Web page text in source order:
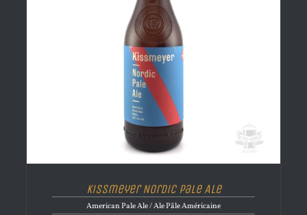
Kissmeyer Nordic Pale Ale
American Pale Ale / Ale Pâle Américaine